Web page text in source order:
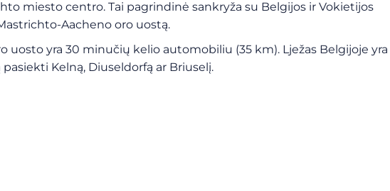
miesto centro. Tai pagrindinė sankryža su Belgijos ir Vokietijos
Aacheno oro uostą.
yra 30 minučių kelio automobiliu (35 km). Lježas Belgijoje yra
Kelną, Diuseldorfą ar Briuselį.